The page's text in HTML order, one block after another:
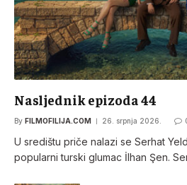
Nasljednik epizoda 44
By FILMOFILIJA.COM 26. srpnja 2026.
U središtu priče nalazi se Serhat
popularni turski glumac İlhan Şen.